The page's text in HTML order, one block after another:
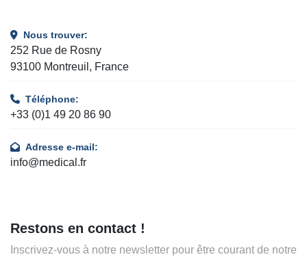
Nous trouver:
252 Rue de Rosny
93100 Montreuil, France
Téléphone:
+33 (0)1 49 20 86 90
Adresse e-mail:
info@medical.fr
Restons en contact !
Inscrivez-vous à notre newsletter pour être courant de notre